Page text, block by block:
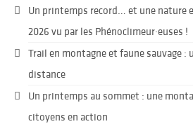
Un printemps record… et une nature
2026 vu par les Phénoclimeur·euses !
Trail en montagne et faune sauvage :
distance
Un printemps au sommet : une
citoyens en action